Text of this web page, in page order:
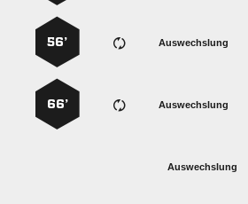
Auswechslung
56’
Auswechslung
66’
Auswechslung